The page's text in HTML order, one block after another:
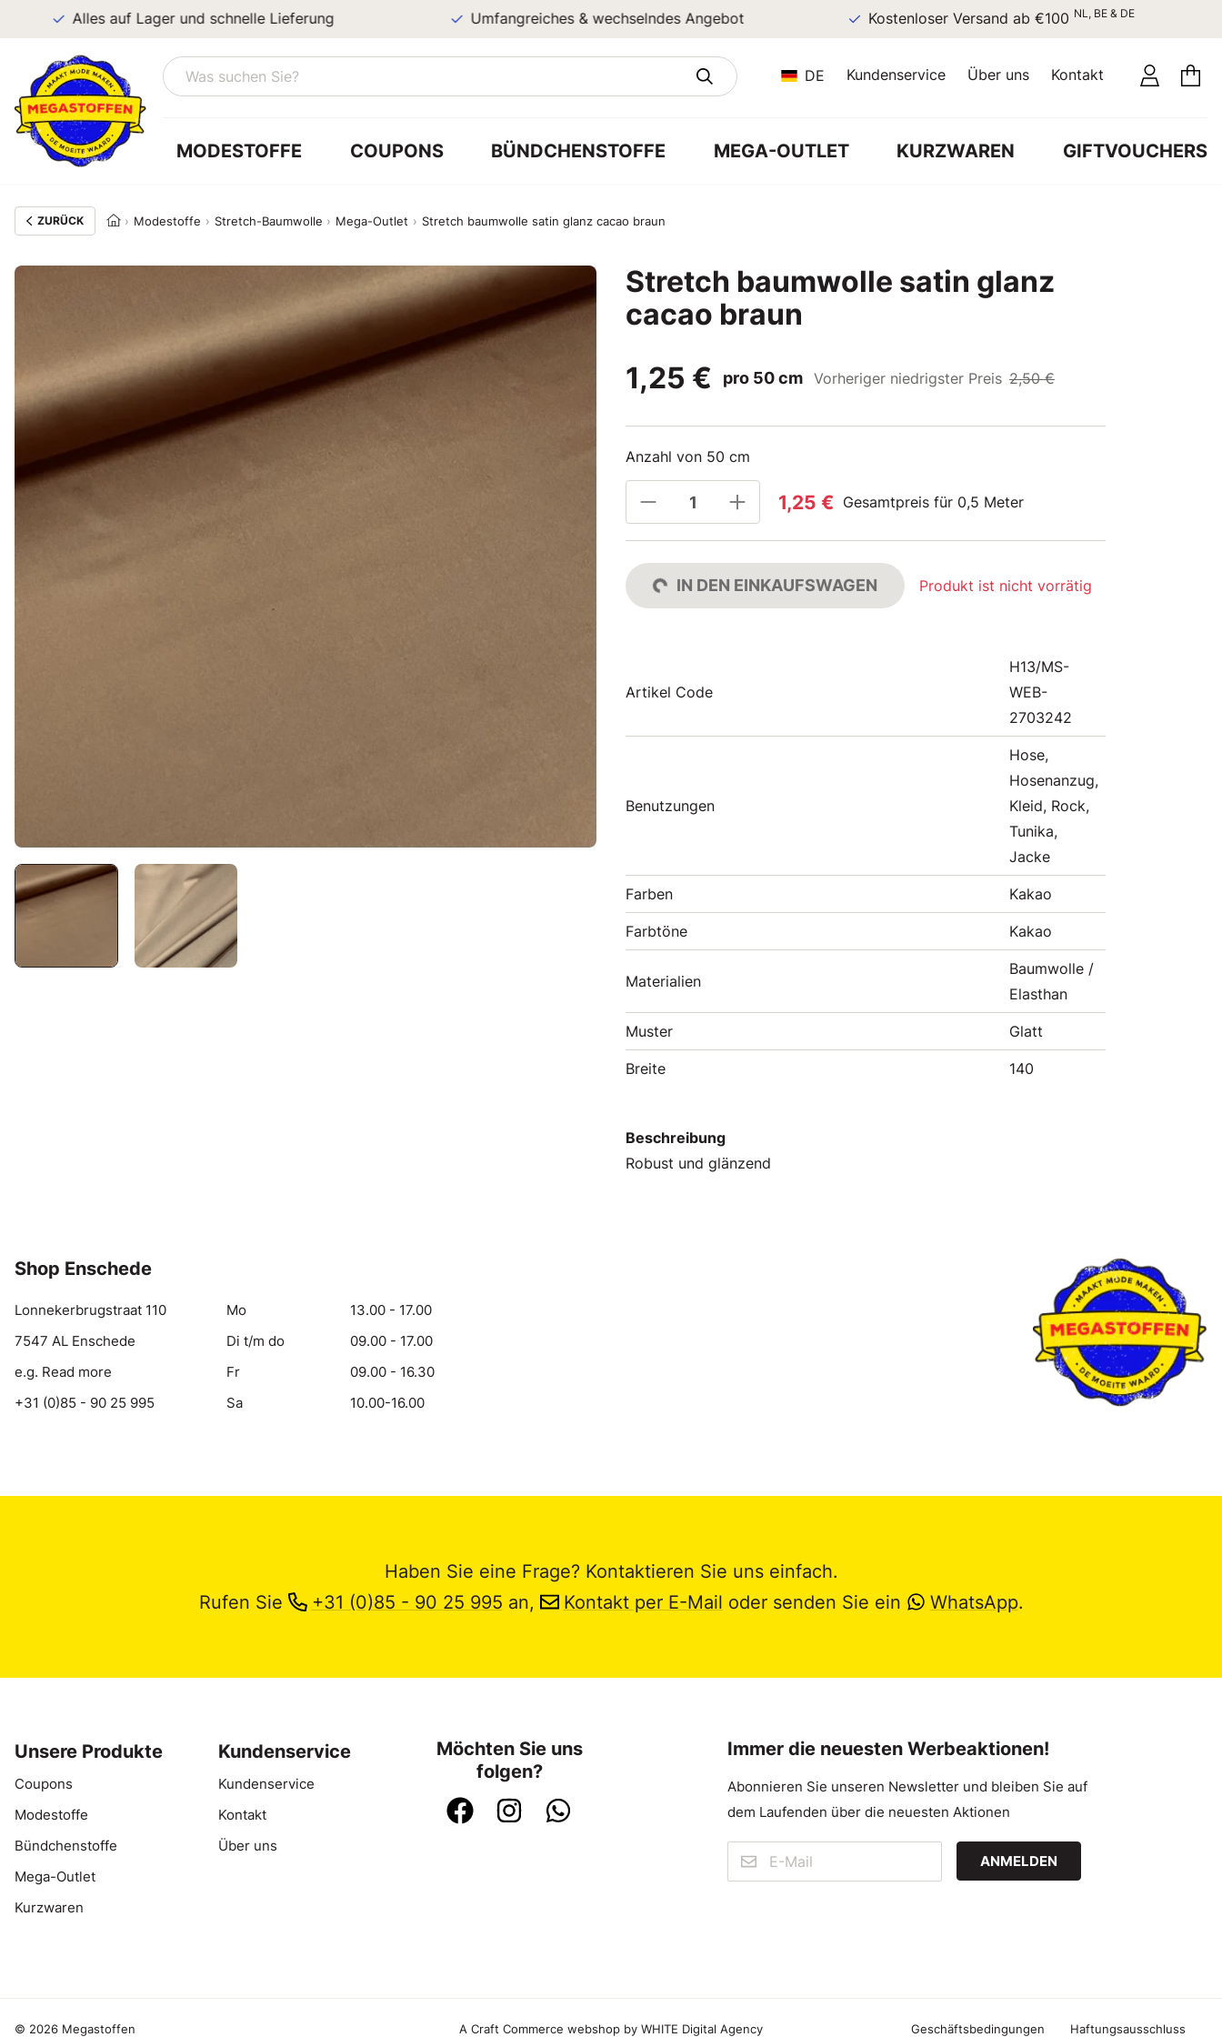
Alles auf Lager und schnelle Lieferung Umfangreiches & wechselndes Angebot Kostenloser Versand ab €100NL, BE & DE
DE Kundenservice Über uns Kontakt
MODESTOFFE COUPONS BÜNDCHENSTOFFE MEGA-OUTLET KURZWAREN GIFTVOUCHERS
ZURÜCK Modestoffe Stretch-Baumwolle Mega-Outlet Stretch baumwolle satin glanz cacao braun
Stretch baumwolle satin glanz
cacao braun
1,25 €
pro 50 cm Vorheriger niedrigster Preis 2,50 €
Anzahl von 50 cm
1,25 € Gesamtpreis für 0,5 Meter
IN DEN EINKAUFSWAGEN Produkt ist nicht vorrätig
Artikel Code
H13/MS-
WEB-
2703242
Benutzungen
Hose,
Hosenanzug,
Kleid, Rock,
Tunika,
Jacke
Farben Kakao
Farbtöne Kakao
Materialien
Baumwolle /
Elasthan
Muster Glatt
Breite 140
Beschreibung
Robust und glänzend
Shop Enschede
Lonnekerbrugstraat 110
7547 AL Enschede
e.g. Read more
+31 (0)85 - 90 25 995
Mo
13.00 - 17.00
Di t/m do
09.00 - 17.00
Fr
09.00 - 16.30
Sa
10.00-16.00
Haben Sie eine Frage? Kontaktieren Sie uns einfach.
Rufen Sie
+31 (0)85 - 90 25 995 an, Kontakt per E-Mail oder senden Sie ein WhatsApp.
Unsere Produkte
Coupons
Modestoffe
Bündchenstoffe
Mega-Outlet
Kurzwaren
Kundenservice
Kundenservice
Kontakt
Über uns
Möchten Sie uns
folgen?
Immer die neuesten Werbeaktionen!
Abonnieren Sie unseren Newsletter und bleiben Sie auf
dem Laufenden über die neuesten Aktionen
ANMELDEN
© 2026 Megastoffen A Craft Commerce webshop by WHITE Digital Agency Geschäftsbedingungen
Haftungsausschluss